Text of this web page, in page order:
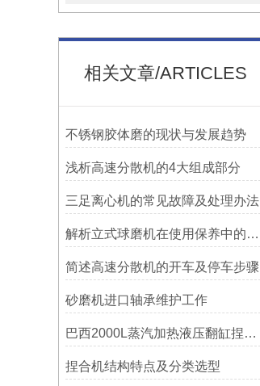
相关文章/ARTICLES
不锈钢胶体磨的现状与发展趋势
浅析高速分散机的4大组成部分
三足离心机的常见故障及处理办法
解析立式球磨机在使用保养中的四大问题
简述高速分散机的开车及停车步骤
砂磨机进口轴承维护工作
巴西2000L蒸汽加热液压翻缸捏合机
捏合机结构特点及分类选型